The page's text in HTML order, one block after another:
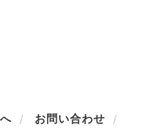
お問い合わせ